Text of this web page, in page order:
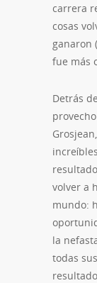
carrera
cosas
ganaron
fue más
Detrás
volver a
mundo:
la
todas